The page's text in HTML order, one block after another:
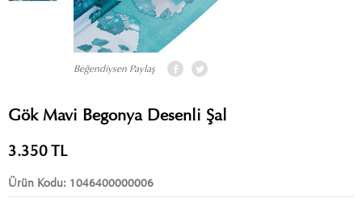
Beğendiysen Paylaş
Gök Mavi Begonya Desenli Şal
3.350TL
Ürün Kodu: 1046400000006